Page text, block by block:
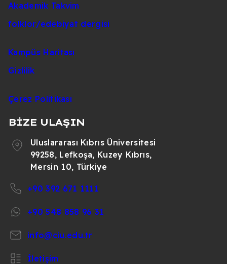
Akademik Takvim
folklor/edebiyat dergisi
Kampüs Haritası
Gizlilik
Çerez Politikası
BİZE ULAŞIN
Uluslararası Kıbrıs Üniversitesi
99258, Lefkoşa, Kuzey Kıbrıs,
Mersin 10, Türkiye
+90 392 671 1111
+90 548 858 96 31
info@ciu.edu.tr
İletişim